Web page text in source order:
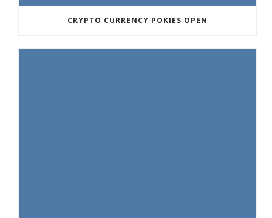
CRYPTO CURRENCY POKIES OPEN